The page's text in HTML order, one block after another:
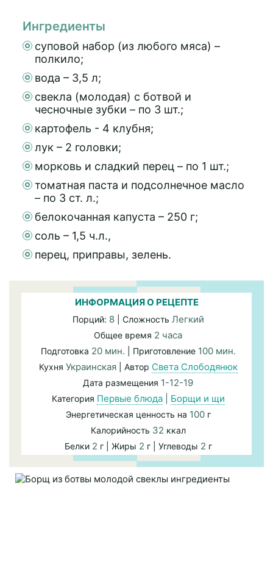
Ингредиенты
суповой набор (из любого мяса) –
полкило;
вода – 3,5 л;
свекла (молодая) с ботвой и
чесночные зубки – по 3 шт.;
картофель - 4 клубня;
лук – 2 головки;
морковь и сладкий перец – по 1 шт.;
томатная паста и подсолнечное масло
– по 3 ст. л.;
белокочанная капуста – 250 г;
соль – 1,5 ч.л.,
перец, приправы, зелень.
ИНФОРМАЦИЯ О РЕЦЕПТЕ
Порций: 8| Сложность Легкий
Общее время 2 часа
Подготовка 20 мин. | Приготовление 100 мин.
Кухня Украинская| Автор Света Слободянюк
Дата размещения 1-12-19
Категория Первые блюда| Борщи и щи
Энергетическая ценность на 100г
Калорийность 32 ккал
Белки 2 г | Жиры 2 г | Углеводы 2 г